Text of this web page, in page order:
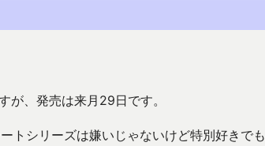
が、発売は来月29日です。
トシリーズは嫌いじゃないけど特別好きでも